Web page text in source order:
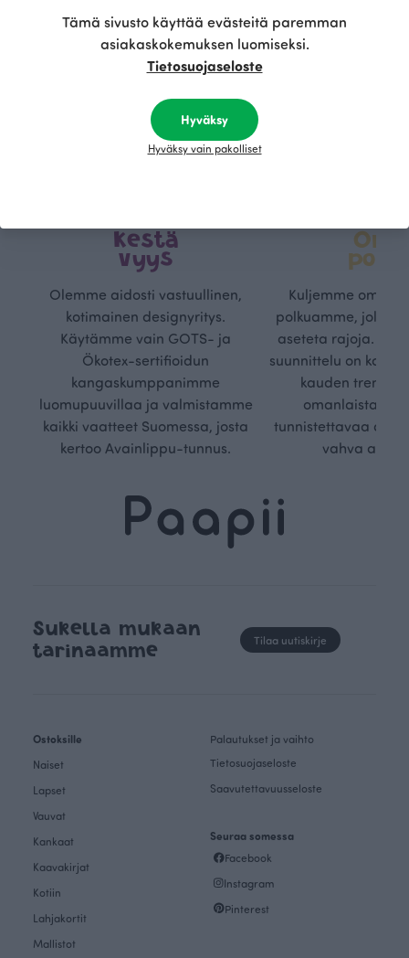
Kestä
vyys
Olemme aidosti vastuullinen,
kotimainen designyritys.
Käytämme vain GOTS- ja
Ökotex-sertifioidun
kangaskumppanimme
luomupuuvillaa ja valmistamme
kaikki vaatteet Suomessa, josta
kertoo Avainlippu-tunnus.
Oma
Kuljemme omaa,
polkuamme, jolla
aseteta rajoja.
suunnittelu on
kauden
omanlaista,
tunnistettavaa
vahva
Sukella mukaan
tarinaamme
Tilaa uutiskirje
Ostoksille
Naiset
Lapset
Vauvat
Kankaat
Kaavakirjat
Kotiin
Lahjakortit
Mallistot
Palautukset ja vaihto
Tietosuojaseloste
Saavutettavuusseloste
Seuraa somessa
Facebook
Instagram
Pinterest
Tämä sivusto käyttää evästeitä paremman
asiakaskokemuksen luomiseksi.
Tietosuojaseloste
Hyväksy
Hyväksy vain pakolliset